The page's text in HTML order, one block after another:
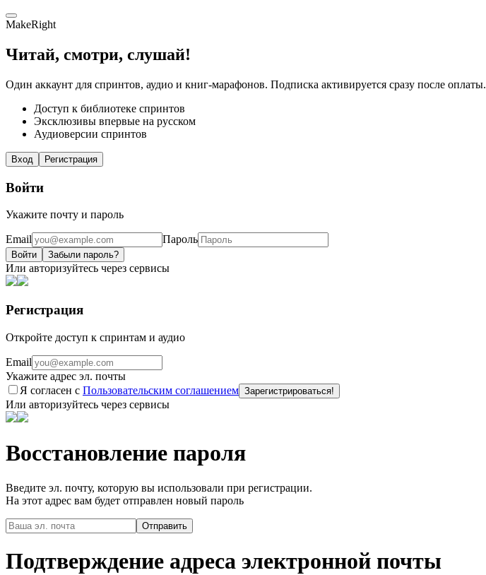
MakeRight
Читай, смотри, слушай!
Один аккаунт для спринтов, аудио и книг-марафонов. Подписка активируется сразу после оплаты.
Доступ к библиотеке спринтов
Эксклюзивы впервые на русском
Аудиоверсии спринтов
Вход Регистрация
Войти
Укажите почту и пароль
Email Пароль
Войти Забыли пароль?
Или авторизуйтесь через сервисы
Регистрация
Откройте доступ к спринтам и аудио
Email
Укажите адрес эл. почты
Я согласен с Пользовательским соглашением Зарегистрироваться!
Или авторизуйтесь через сервисы
Восстановление пароля
Введите эл. почту, которую вы использовали при регистрации.
На этот адрес вам будет отправлен новый пароль
Подтверждение адреса электронной почты